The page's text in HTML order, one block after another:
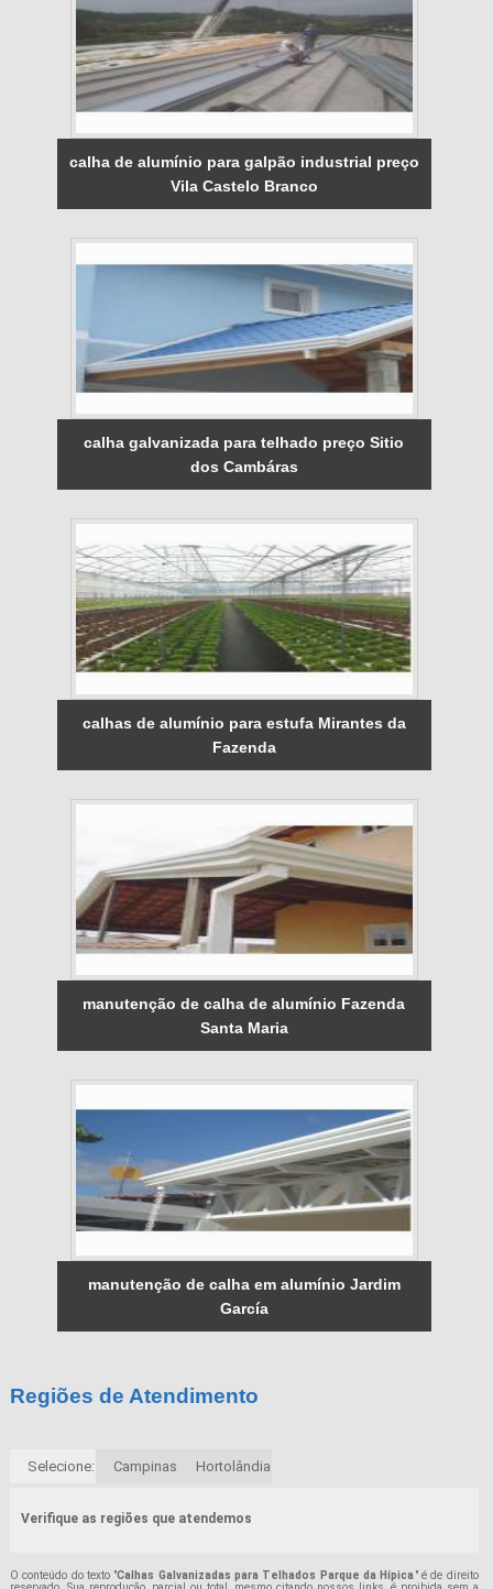
calha de alumínio para galpão industrial preço
Vila Castelo Branco
calha galvanizada para telhado preço Sitio
dos Cambáras
calhas de alumínio para estufa Mirantes da
Fazenda
manutenção de calha de alumínio Fazenda
Santa Maria
manutenção de calha em alumínio Jardim
García
Regiões de Atendimento
Selecione: Campinas Hortolândia
Verifique as regiões que atendemos
O conteúdo do texto "Calhas Galvanizadas para Telhados Parque da Hípica" é de direito